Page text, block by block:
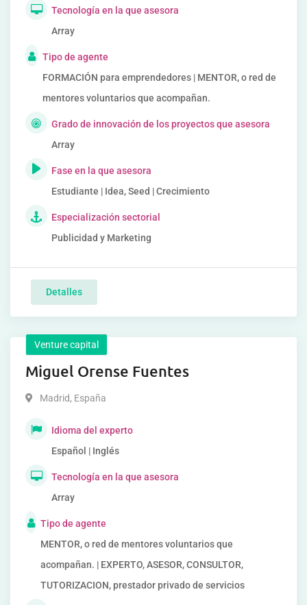
Tecnología en la que asesora
Array
Tipo de agente
FORMACIÓN para emprendedores | MENTOR, o red de
mentores voluntarios que acompañan.
Grado de innovación de los proyectos que asesora
Array
Fase en la que asesora
Estudiante | Idea, Seed | Crecimiento
Especialización sectorial
Publicidad y Marketing
Detalles
Venture capital
Miguel Orense Fuentes
Madrid, España
Idioma del experto
Español | Inglés
Tecnología en la que asesora
Array
Tipo de agente
MENTOR, o red de mentores voluntarios que
acompañan. | EXPERTO, ASESOR, CONSULTOR,
TUTORIZACION, prestador privado de servicios